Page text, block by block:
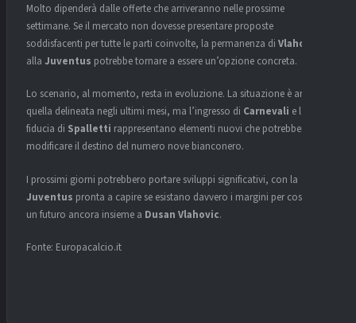
Molto dipenderà dalle offerte che arriveranno nelle prossime
settimane. Se il mercato non dovesse presentare proposte
soddisfacenti per tutte le parti coinvolte, la permanenza di Vlahovic
alla Juventus potrebbe tornare a essere un’opzione concreta.
Lo scenario, al momento, resta in evoluzione. La situazione è ancora
quella delineata negli ultimi mesi, ma l’ingresso di Carnevali e la
fiducia di Spalletti rappresentano elementi nuovi che potrebbero
modificare il destino del numero nove bianconero.
I prossimi giorni potrebbero portare sviluppi significativi, con la
Juventus pronta a capire se esistano davvero i margini per costruire
un futuro ancora insieme a Dusan Vlahovic.
Fonte: Europacalcio.it